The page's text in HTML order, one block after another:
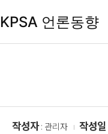
KPSA 언론동향
작성자: 관리자 작성일